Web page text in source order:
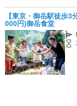
【東京・御岳駅徒歩
000円)御岳食堂